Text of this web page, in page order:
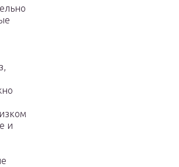
и